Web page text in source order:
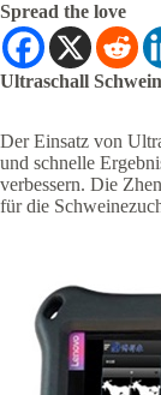
Spread the love
Ultraschall
Der Einsatz von
und schnelle
verbessern. Die
für die